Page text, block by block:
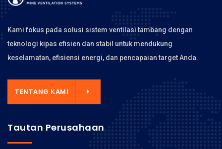
Kami fokus pada solusi sistem ventilasi tambang dengan
teknologi kipas efisien dan stabil untuk mendukung
keselamatan, efisiensi energi, dan pencapaian target Anda.
TENTANG KAMI
Tautan Perusahaan